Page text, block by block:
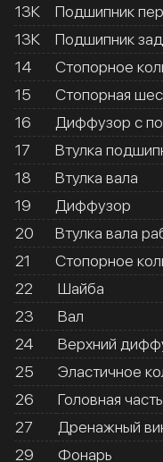
13К
Подшипник
13К
Подшипник
14
Стопорное
15
Стопорная
16
Диффузор с
17
Втулка
18
Втулка вала
19
Диффузор
20
Втулка вала
21
Стопорное
22
Шайба
23
Вал
24
Верхний
25
Эластичное
26
Головная
27
Дренажный
29
Фонарь